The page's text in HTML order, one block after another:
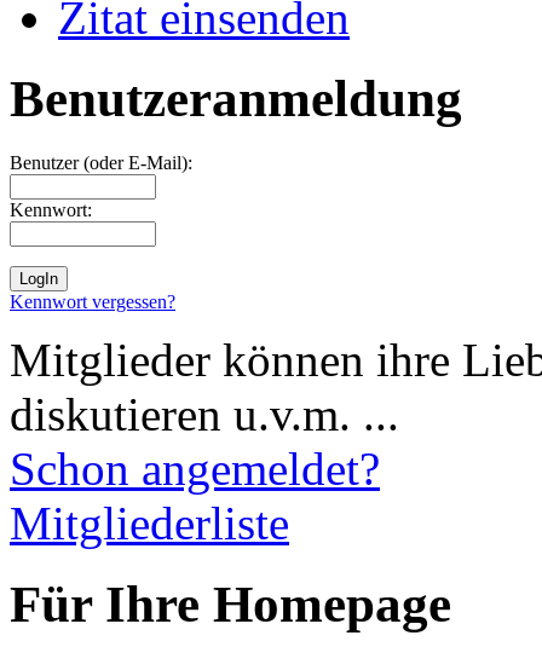
Zitat einsenden
Benutzeranmeldung
Benutzer (oder E-Mail):
Kennwort:
Kennwort vergessen?
Mitglieder können ihre
diskutieren u.v.m. ...
Schon angemeldet?
Mitgliederliste
Für Ihre Homepage